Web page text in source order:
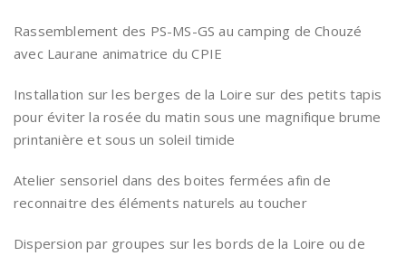
Rassemblement des PS-MS-GS au camping de Chouzé
avec Laurane animatrice du CPIE
Installation sur les berges de la Loire sur des petits tapis
pour éviter la rosée du matin sous une magnifique brume
printanière et sous un soleil timide
Atelier sensoriel dans des boites fermées afin de
reconnaitre des éléments naturels au toucher
Dispersion par groupes sur les bords de la Loire ou de